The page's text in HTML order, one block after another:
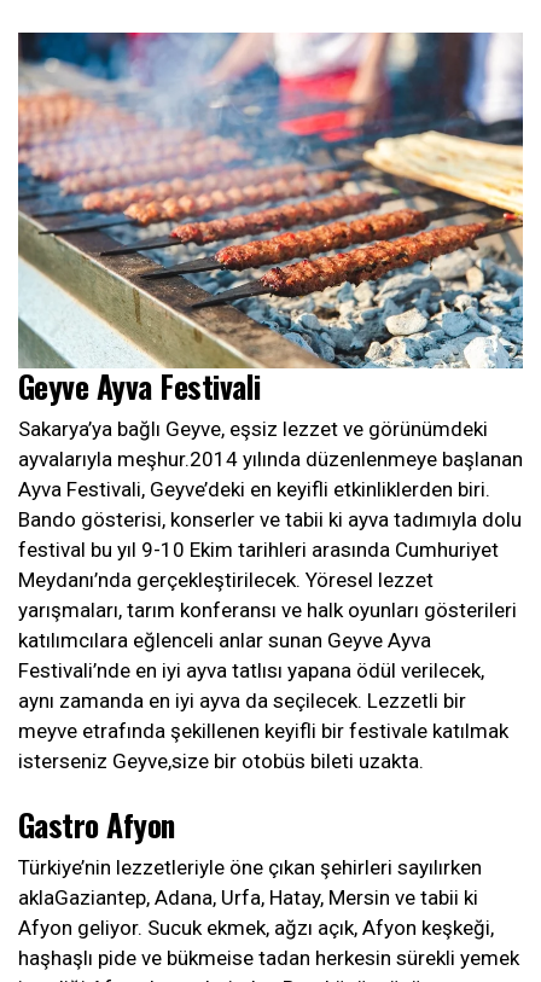
Geyve Ayva Festivali
Sakarya’ya bağlı Geyve, eşsiz lezzet ve görünümdeki
ayvalarıyla meşhur.2014 yılında düzenlenmeye başlanan
Ayva Festivali, Geyve’deki en keyifli etkinliklerden biri.
Bando gösterisi, konserler ve tabii ki ayva tadımıyla dolu
festival bu yıl 9-10 Ekim tarihleri arasında Cumhuriyet
Meydanı’nda gerçekleştirilecek. Yöresel lezzet
yarışmaları, tarım konferansı ve halk oyunları gösterileri
katılımcılara eğlenceli anlar sunan Geyve Ayva
Festivali’nde en iyi ayva tatlısı yapana ödül verilecek,
aynı zamanda en iyi ayva da seçilecek. Lezzetli bir
meyve etrafında şekillenen keyifli bir festivale katılmak
isterseniz Geyve,size bir otobüs bileti uzakta.
Gastro Afyon
Türkiye’nin lezzetleriyle öne çıkan şehirleri sayılırken
aklaGaziantep, Adana, Urfa, Hatay, Mersin ve tabii ki
Afyon geliyor. Sucuk ekmek, ağzı açık, Afyon keşkeği,
haşhaşlı pide ve bükmeise tadan herkesin sürekli yemek